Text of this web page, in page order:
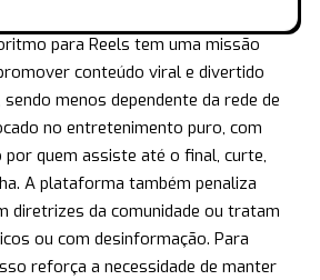
para Reels tem uma missão
conteúdo viral e divertido
menos dependente da rede de
no entretenimento puro, com
quem assiste até o final, curte,
A plataforma também penaliza
diretrizes da comunidade ou tratam
ou com desinformação. Para
reforça a necessidade de manter